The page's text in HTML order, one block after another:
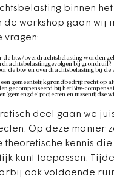
binnen
de workshop gaan wij
vragen:
de btw/overdrachtsbelasting worden
bij grondruil?
de btw en overdrachtsbelasting bij de
een gemeentelijk grondbedrijf recht op
gecompenseerd bij het Btw-
‘gemengde’ projecten en tussentijdse
deel gaan we
Op deze manier
theoretische kennis
kunt toepassen.
ook voldoende